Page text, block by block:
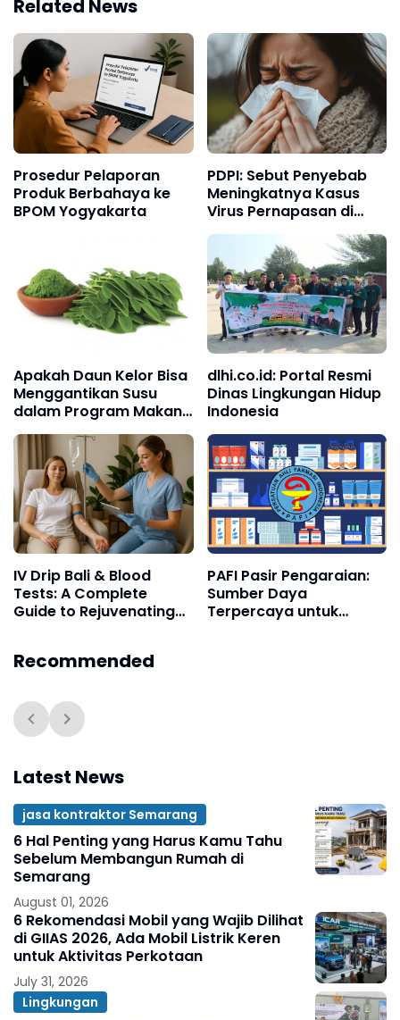
Related News
Prosedur Pelaporan
Produk Berbahaya ke
BPOM Yogyakarta
PDPI: Sebut Penyebab
Meningkatnya Kasus
Virus Pernapasan di
Apakah Daun Kelor Bisa
Menggantikan Susu
dalam Program Makan
Bergizi Gratis?
dlhi.co.id: Portal Resmi
Dinas Lingkungan Hidup
Indonesia
IV Drip Bali & Blood
Tests: A Complete
Guide to Rejuvenating
PAFI Pasir Pengaraian:
Sumber Daya
Terpercaya untuk
Recommended
Latest News
jasa kontraktor Semarang
6 Hal Penting yang Harus Kamu Tahu
Sebelum Membangun Rumah di
Semarang
August 01, 2026
6 Rekomendasi Mobil yang Wajib Dilihat
di GIIAS 2026, Ada Mobil Listrik Keren
untuk Aktivitas Perkotaan
July 31, 2026
Lingkungan